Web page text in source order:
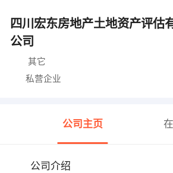
四川宏东房地产土地资产评估
公司
其它
私营企业
公司主页
公司介绍